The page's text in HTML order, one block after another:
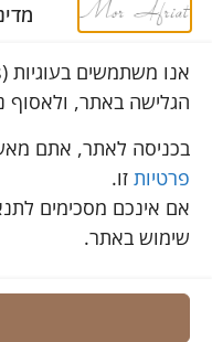
הגלישה באתר, ולאסוף
בכניסה לאתר, אתם
פרטיות זו.
אם אינכם מסכימים
שימוש באתר.
שירות מהיר ב-WhatsApp